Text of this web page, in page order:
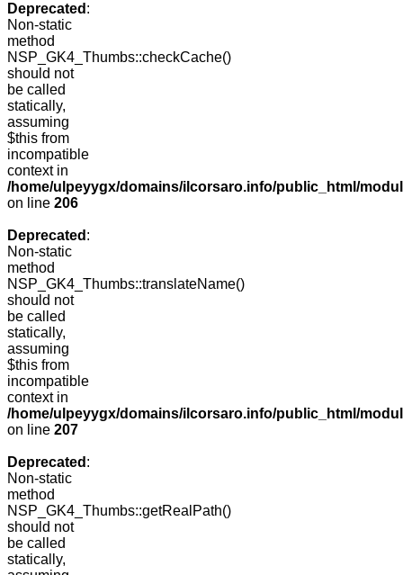
Deprecated :
Non-static
method
NSP_GK4_Thumbs::checkCache()
should not
be called
statically,
assuming
$this from
incompatible
context in
/home/ulpeyygx/domains/ilcorsaro.info/public_html/
on line 206
Deprecated :
Non-static
method
NSP_GK4_Thumbs::translateName()
should not
be called
statically,
assuming
$this from
incompatible
context in
/home/ulpeyygx/domains/ilcorsaro.info/public_html/
on line 207
Deprecated :
Non-static
method
NSP_GK4_Thumbs::getRealPath()
should not
be called
statically,